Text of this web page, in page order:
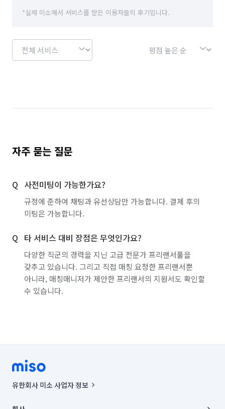
*실제 미소에서 서비스를 받은 이용자들의 후기입니다.
자주 묻는 질문
사전미팅이 가능한가요?
규정에 준하여 채팅과 유선상담만 가능합니다. 결제 후의
미팅은 가능합니다.
타 서비스 대비 장점은 무엇인가요?
다양한 직군의 경력을 지닌 고급 전문가 프리랜서풀을
갖추고 있습니다. 그리고 직접 매칭 요청한 프리랜서뿐
아니라, 매칭매니저가 제안한 프리랜서의 지원서도 확인할
수 있습니다.
유한회사 미소 사업자 정보